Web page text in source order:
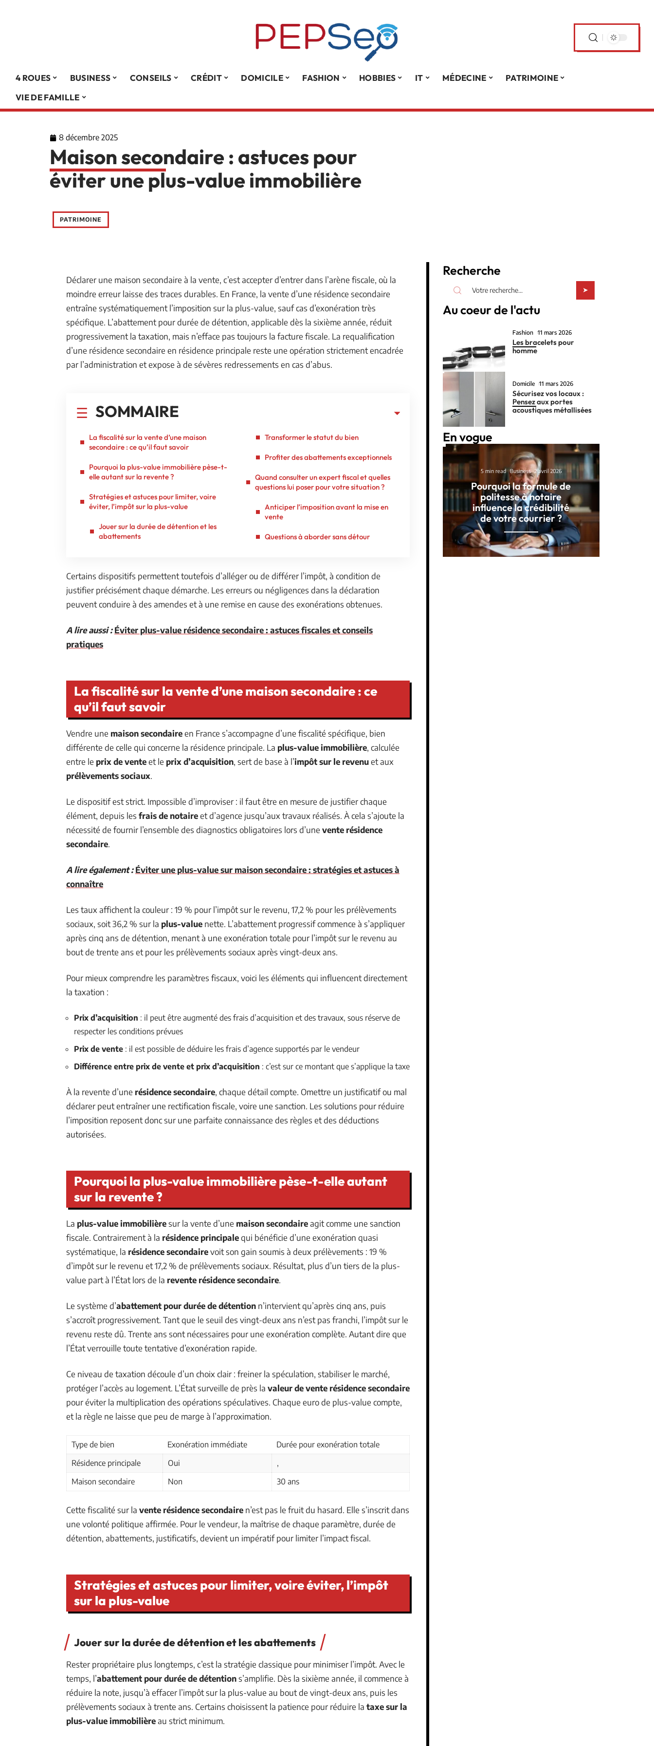
4 ROUES BUSINESS CONSEILS CRÉDIT DOMICILE FASHION HOBBIES IT MÉDECINE
PATRIMOINE
VIE DE FAMILLE
8 décembre 2025
Maison secondaire : astuces pour
éviter une plus-value immobilière
PATRIMOINE
Déclarer une maison secondaire à la vente, c’est accepter d’entrer dans l’arène fiscale, où la
moindre erreur laisse des traces durables. En France, la vente d’une résidence secondaire
entraîne systématiquement l’imposition sur la plus-value, sauf cas d’exonération très
spécifique. L’abattement pour durée de détention, applicable dès la sixième année, réduit
progressivement la taxation, mais n’efface pas toujours la facture fiscale. La requalification
d’une résidence secondaire en résidence principale reste une opération strictement encadrée
par l’administration et expose à de sévères redressements en cas d’abus.
SOMMAIRE
La fiscalité sur la vente d’une maison
secondaire : ce qu’il faut savoir
Pourquoi la plus-value immobilière pèse-t-
elle autant sur la revente ?
Stratégies et astuces pour limiter, voire
éviter, l’impôt sur la plus-value
Jouer sur la durée de détention et les
abattements
Transformer le statut du bien
Profiter des abattements exceptionnels
Quand consulter un expert fiscal et quelles
questions lui poser pour votre situation ?
Anticiper l’imposition avant la mise en
vente
Questions à aborder sans détour
Certains dispositifs permettent toutefois d’alléger ou de différer l’impôt, à condition de
justifier précisément chaque démarche. Les erreurs ou négligences dans la déclaration
peuvent conduire à des amendes et à une remise en cause des exonérations obtenues.
A lire aussi : Éviter plus-value résidence secondaire : astuces fiscales et conseils
pratiques
La fiscalité sur la vente d’une maison secondaire : ce
qu’il faut savoir
Vendre une maison secondaireen France s’accompagne d’une fiscalité spécifique, bien
différente de celle qui concerne la résidence principale. La plus-value immobilière, calculée
entre le prix de venteet le prix d’acquisition, sert de base à l’impôt sur le revenuet aux
prélèvements sociaux.
Le dispositif est strict. Impossible d’improviser : il faut être en mesure de justifier chaque
élément, depuis les frais de notaireet d’agence jusqu’aux travaux réalisés. À cela s’ajoute la
nécessité de fournir l’ensemble des diagnostics obligatoires lors d’une vente résidence
secondaire.
A lire également : Éviter une plus-value sur maison secondaire : stratégies et astuces à
connaître
Les taux affichent la couleur : 19 % pour l’impôt sur le revenu, 17,2 % pour les prélèvements
sociaux, soit 36,2 % sur la plus-value nette. L’abattement progressif commence à s’appliquer
après cinq ans de détention, menant à une exonération totale pour l’impôt sur le revenu au
bout de trente ans et pour les prélèvements sociaux après vingt-deux ans.
Pour mieux comprendre les paramètres fiscaux, voici les éléments qui influencent directement
la taxation :
Prix d’acquisition : il peut être augmenté des frais d’acquisition et des travaux, sous réserve de
respecter les conditions prévues
Prix de vente : il est possible de déduire les frais d’agence supportés par le vendeur
Différence entre prix de vente et prix d’acquisition : c’est sur ce montant que s’applique la taxe
À la revente d’une résidence secondaire, chaque détail compte. Omettre un justificatif ou mal
déclarer peut entraîner une rectification fiscale, voire une sanction. Les solutions pour réduire
l’imposition reposent donc sur une parfaite connaissance des règles et des déductions
autorisées.
Pourquoi la plus-value immobilière pèse-t-elle autant
sur la revente ?
La plus-value immobilièresur la vente d’une maison secondaireagit comme une sanction
fiscale. Contrairement à la résidence principalequi bénéficie d’une exonération quasi
systématique, la résidence secondairevoit son gain soumis à deux prélèvements : 19 %
d’impôt sur le revenu et 17,2 % de prélèvements sociaux. Résultat, plus d’un tiers de la plus-
value part à l’État lors de la revente résidence secondaire.
Le système d’abattement pour durée de détention n’intervient qu’après cinq ans, puis
s’accroît progressivement. Tant que le seuil des vingt-deux ans n’est pas franchi, l’impôt sur le
revenu reste dû. Trente ans sont nécessaires pour une exonération complète. Autant dire que
l’État verrouille toute tentative d’exonération rapide.
Ce niveau de taxation découle d’un choix clair : freiner la spéculation, stabiliser le marché,
protéger l’accès au logement. L’État surveille de près la valeur de vente résidence secondaire
pour éviter la multiplication des opérations spéculatives. Chaque euro de plus-value compte,
et la règle ne laisse que peu de marge à l’approximation.
Type de bien Exonération immédiate
Durée pour exonération totale
Résidence principale
Oui
,
Maison secondaire
Non 30 ans
Cette fiscalité sur la vente résidence secondaire n’est pas le fruit du hasard. Elle s’inscrit dans
une volonté politique affirmée. Pour le vendeur, la maîtrise de chaque paramètre, durée de
détention, abattements, justificatifs, devient un impératif pour limiter l’impact fiscal.
Stratégies et astuces pour limiter, voire éviter, l’impôt
sur la plus-value
Jouer sur la durée de détention et les abattements
Rester propriétaire plus longtemps, c’est la stratégie classique pour minimiser l’impôt. Avec le
temps, l’abattement pour durée de détentions’amplifie. Dès la sixième année, il commence à
réduire la note, jusqu’à effacer l’impôt sur la plus-value au bout de vingt-deux ans, puis les
prélèvements sociaux à trente ans. Certains choisissent la patience pour réduire la taxe sur la
plus-value immobilièreau strict minimum.
Recherche
Au coeur de l'actu
Fashion 11 mars 2026
Les bracelets pour
homme
Domicile 11 mars 2026
Sécurisez vos locaux :
Pensez aux portes
acoustiques métallisées
En vogue
5 min read Business 2 avril 2026
Pourquoi la formule de
politesse à notaire
influence la crédibilité
de votre courrier ?